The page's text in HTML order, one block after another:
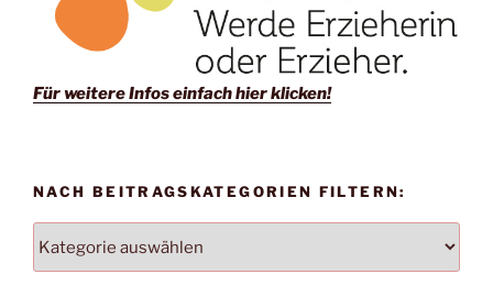
Für weitere Infos einfach hier klicken!
NACH BEITRAGSKATEGORIEN FILTERN:
BEITRAGSKATEGORIEN